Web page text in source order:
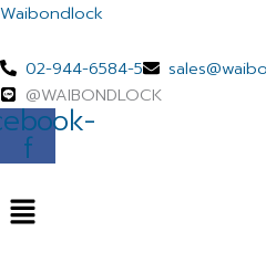
Skip
content
Waibondlock
02-944-6584-5
@WAIBONDLOCK
f
Menu